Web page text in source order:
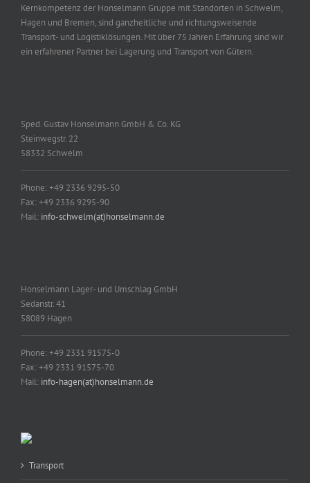
Kernkompetenz der Honselmann Gruppe mit Standorten in Schwelm,
Hagen und Bremen, sind ganzheitliche und richtungsweisende
Transport- und Logistiklösungen. Mit über 75 Jahren Erfahrung sind wir
ein erfahrener Partner bei Lagerung und Transport von Gütern.
Sped. Gustav Honselmann GmbH & Co. KG
Steinwegstr. 22
58332 Schwelm
Phone: +49 2336 9295-50
Fax: +49 2336 9295-90
Mail: info-schwelm(at)honselmann.de
Honselmann Lager- und Umschlag GmbH
Sedanstr. 41
58089 Hagen
Phone: +49 2331 91575-0
Fax: +49 2331 91575-70
Mail: info-hagen(at)honselmann.de
Transport